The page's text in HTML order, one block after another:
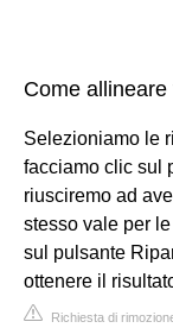
Come
Selezioniamo le
facciamo clic sul
riusciremo ad
stesso vale per
sul pulsante
ottenere il
Richiesta di